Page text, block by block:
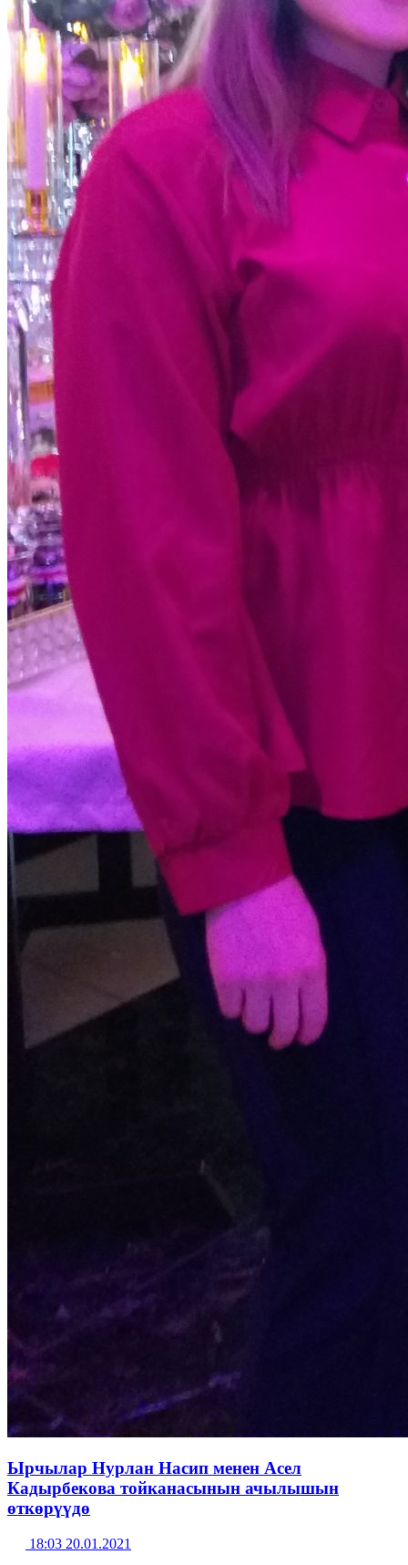
Ырчылар Нурлан Насип менен Асел
Кадырбекова тойканасынын ачылышын
өткөрүүдө
18:03 20.01.2021